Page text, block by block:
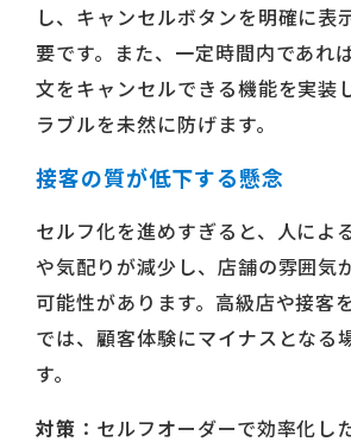
し、キャンセルボタンを明確に表
要です。また、一定時間内であれ
文をキャンセルできる機能を実装
ラブルを未然に防げます。
接客の質が低下する懸念
セルフ化を進めすぎると、人によ
や気配りが減少し、店舗の雰囲気
可能性があります。高級店や接客
では、顧客体験にマイナスとなる
す。
対策 ：セルフオーダーで効率化し